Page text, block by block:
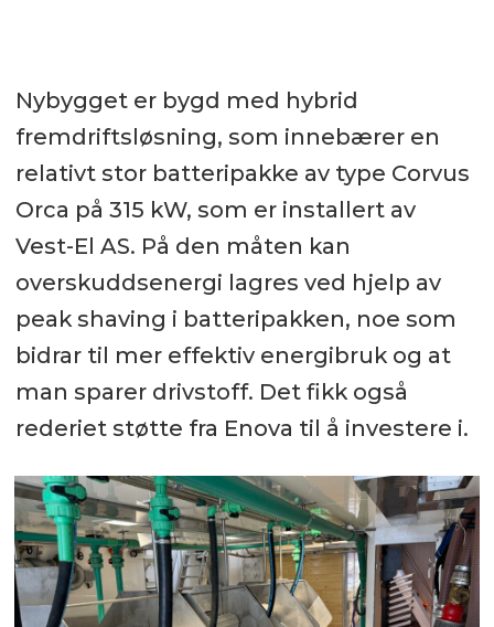
Nybygget er bygd med hybrid
fremdriftsløsning, som innebærer en
relativt stor batteripakke av type Corvus
Orca på 315 kW, som er installert av
Vest-El AS. På den måten kan
overskuddsenergi lagres ved hjelp av
peak shaving i batteripakken, noe som
bidrar til mer effektiv energibruk og at
man sparer drivstoff. Det fikk også
rederiet støtte fra Enova til å investere i.